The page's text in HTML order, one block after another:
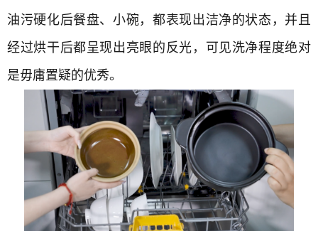
油污硬化后餐盘、小碗，都表现出洁净的状态，并且
经过烘干后都呈现出亮眼的反光，可见洗净程度绝对
是毋庸置疑的优秀。